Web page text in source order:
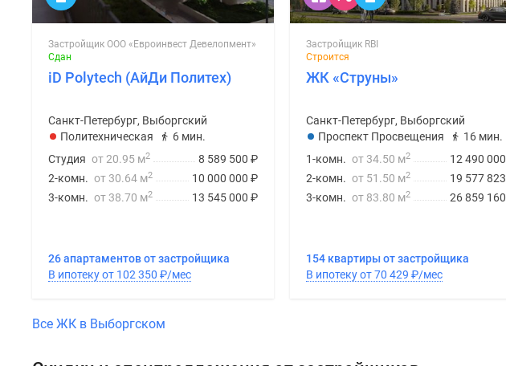
Застройщик ООО «Евроинвест Девелопмент»
Сдан
iD Polytech (АйДи Политех)
Санкт-Петербург, Выборгский
Политехническая
6 мин.
8 589 500 ₽
Студия от 20.95 м2
10 000 000 ₽
2-комн. от 30.64 м2
13 545 000 ₽
3-комн. от 38.70 м2
26 апартаментов от застройщика
В ипотеку от 102 350 ₽/мес
Застройщик RBI
Строится
ЖК «Струны»
Санкт-Петербург, Выборгский
Проспект Просвещения
16 мин.
12 490 000
1-комн. от 34.50 м2
19 577 823
2-комн. от 51.50 м2
26 859 160
3-комн. от 83.80 м2
154 квартиры от застройщика
В ипотеку от 70 429 ₽/мес
Все ЖК в Выборгском